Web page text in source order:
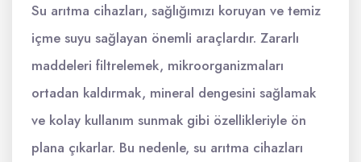
Su arıtma cihazları, sağlığımızı koruyan ve temiz
içme suyu sağlayan önemli araçlardır. Zararlı
maddeleri filtrelemek, mikroorganizmaları
ortadan kaldırmak, mineral dengesini sağlamak
ve kolay kullanım sunmak gibi özellikleriyle ön
plana çıkarlar. Bu nedenle, su arıtma cihazları